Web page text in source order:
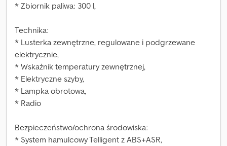
* Zbiornik paliwa: 300 l,
Technika:
* Lusterka zewnętrzne, regulowane i podgrzewane
elektrycznie,
* Wskaźnik temperatury zewnętrznej,
* Elektryczne szyby,
* Lampka obrotowa,
* Radio
Bezpieczeństwo/ochrona środowiska:
* System hamulcowy Telligent z ABS+ASR,